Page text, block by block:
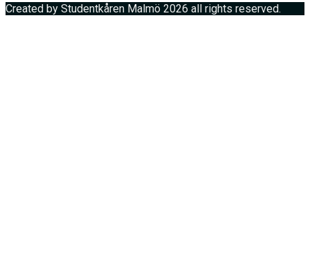
Created by Studentkåren Malmö 2026 all rights reserved.